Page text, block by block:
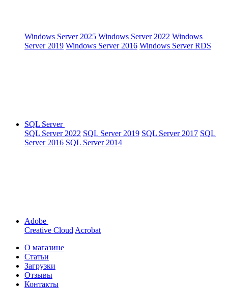
Windows Server 2025 Windows Server 2022 Windows
Server 2019 Windows Server 2016 Windows Server RDS
SQL Server
SQL Server 2022 SQL Server 2019 SQL Server 2017 SQL
Server 2016 SQL Server 2014
Adobe
Creative Cloud Acrobat
О магазине
Статьи
Загрузки
Отзывы
Контакты